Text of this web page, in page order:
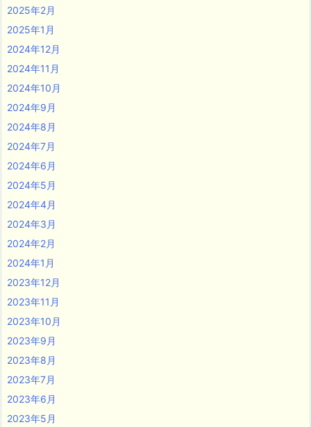
2025年2月
2025年1月
2024年12月
2024年11月
2024年10月
2024年9月
2024年8月
2024年7月
2024年6月
2024年5月
2024年4月
2024年3月
2024年2月
2024年1月
2023年12月
2023年11月
2023年10月
2023年9月
2023年8月
2023年7月
2023年6月
2023年5月